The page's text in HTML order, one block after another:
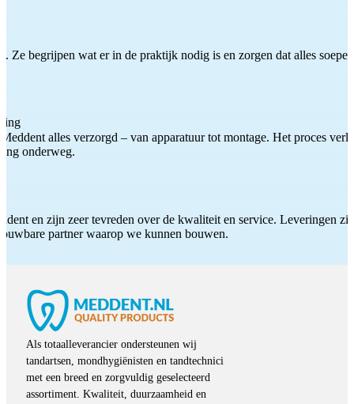
Ze begrijpen wat er in de praktijk nodig is en zorgen dat alles
alles verzorgd – van apparatuur tot montage. Het proces
onderweg.
en zijn zeer tevreden over de kwaliteit en service. Leveringen
partner waarop we kunnen bouwen.
Als totaalleverancier ondersteunen wij
tandartsen, mondhygiënisten en tandtechnici
met een breed en zorgvuldig geselecteerd
assortiment. Kwaliteit, duurzaamheid en